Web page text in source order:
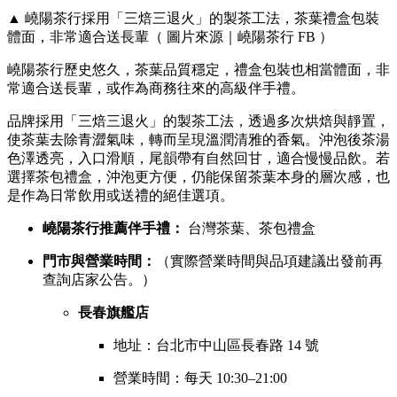
▲ 嶢陽茶行採用「三焙三退火」的製茶工法，茶葉禮盒包裝
體面，非常適合送長輩（ 圖片來源｜嶢陽茶行 FB ）
嶢陽茶行歷史悠久，茶葉品質穩定，禮盒包裝也相當體面，非
常適合送長輩，或作為商務往來的高級伴手禮。
品牌採用「三焙三退火」的製茶工法，透過多次烘焙與靜置，
使茶葉去除青澀氣味，轉而呈現溫潤清雅的香氣。沖泡後茶湯
色澤透亮，入口滑順，尾韻帶有自然回甘，適合慢慢品飲。若
選擇茶包禮盒，沖泡更方便，仍能保留茶葉本身的層次感，也
是作為日常飲用或送禮的絕佳選項。
嶢陽茶行推薦伴手禮： 台灣茶葉、茶包禮盒
門市與營業時間：
（實際營業時間與品項建議出發前再
查詢店家公告。）
長春旗艦店
地址：台北市中山區長春路 14 號
營業時間：每天 10:30–21:00